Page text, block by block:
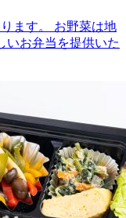
ます。 お野菜は地
いお弁当を提供いた